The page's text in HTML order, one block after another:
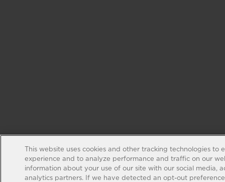
This website uses cookies and other tracking technologies to
experience and to analyze performance and traffic on our
information about your use of our site with our social media,
analytics partners. If we have detected an opt-out